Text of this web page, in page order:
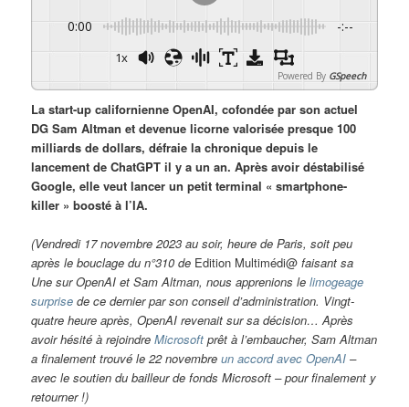
0:00 -:--
1x
Powered By GSpeech
La start-up californienne OpenAI, cofondée par son actuel
DG Sam Altman et devenue licorne valorisée presque 100
milliards de dollars, défraie la chronique depuis le
lancement de ChatGPT il y a un an. Après avoir déstabilisé
Google, elle veut lancer un petit terminal « smartphone-
killer » boosté à l’IA.
(Vendredi 17 novembre 2023 au soir, heure de Paris, soit peu
après le bouclage du n°310 de Edition Multimédi@ faisant sa
Une sur OpenAI et Sam Altman, nous apprenions lelimogeage
surprise de ce dernier par son conseil d’administration. Vingt-
quatre heure après, OpenAI revenait sur sa décision… Après
avoir hésité à rejoindreMicrosoft prêt à l’embaucher, Sam Altman
a finalement trouvé le 22 novembreun accord avec OpenAI –
avec le soutien du bailleur de fonds Microsoft – pour finalement y
retourner !)